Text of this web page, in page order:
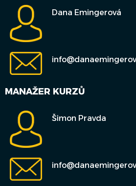
Dana Emingerová
MANAŽER KURZŮ
Šimon Pravda